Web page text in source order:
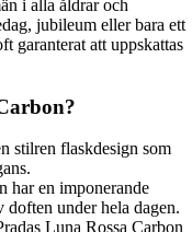
i alla åldrar och
jubileum eller bara ett
garanterat att uppskattas
stilren flaskdesign som
har en imponerande
doften under hela dagen.
Luna Rossa Carbon